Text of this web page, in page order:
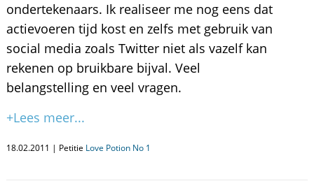
ondertekenaars. Ik realiseer me nog eens dat
actievoeren tijd kost en zelfs met gebruik van
social media zoals Twitter niet als vazelf kan
rekenen op bruikbare bijval. Veel
belangstelling en veel vragen.
+Lees meer...
18.02.2011 | Petitie Love Potion No 1